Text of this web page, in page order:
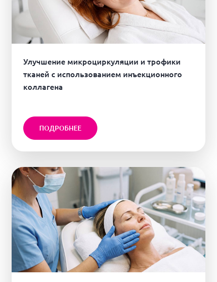
Улучшение микроциркуляции и трофики
тканей с использованием инъекционного
коллагена
ПОДРОБНЕЕ